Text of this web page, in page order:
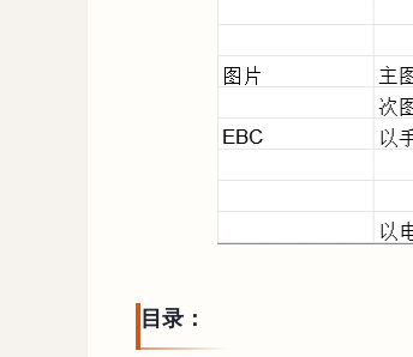
目录：